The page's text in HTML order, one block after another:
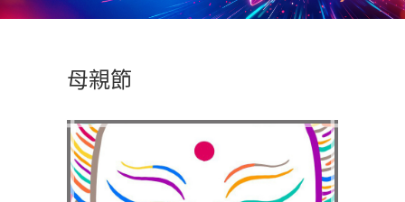
母親節